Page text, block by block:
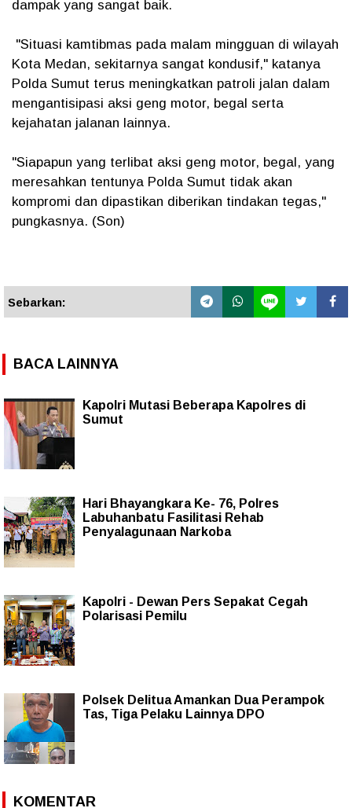
dampak yang sangat baik.
"Situasi kamtibmas pada malam mingguan di wilayah
Kota Medan, sekitarnya sangat kondusif," katanya
Polda Sumut terus meningkatkan patroli jalan dalam
mengantisipasi aksi geng motor, begal serta
kejahatan jalanan lainnya.
"Siapapun yang terlibat aksi geng motor, begal, yang
meresahkan tentunya Polda Sumut tidak akan
kompromi dan dipastikan diberikan tindakan tegas,"
pungkasnya. (Son)
Sebarkan:
BACA LAINNYA
Kapolri Mutasi Beberapa Kapolres di
Sumut
Hari Bhayangkara Ke- 76, Polres
Labuhanbatu Fasilitasi Rehab
Penyalagunaan Narkoba
Kapolri - Dewan Pers Sepakat Cegah
Polarisasi Pemilu
Polsek Delitua Amankan Dua Perampok
Tas, Tiga Pelaku Lainnya DPO
KOMENTAR